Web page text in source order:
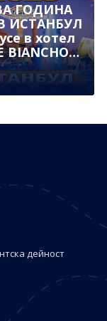
ГОДИНА
ИСТАНБУЛ
в хотел
BIANCHO
PERA 4* в
на
дейност